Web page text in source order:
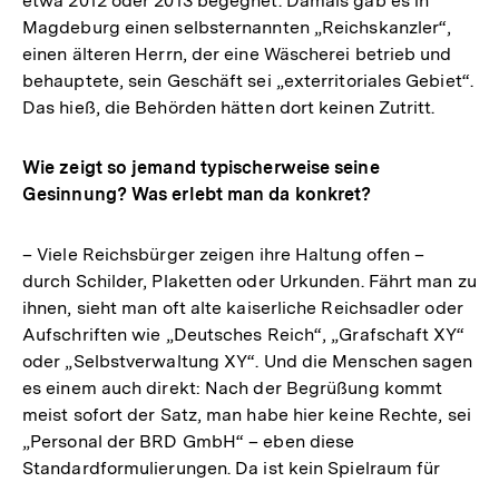
Magdeburg einen selbsternannten „Reichskanzler“,
einen älteren Herrn, der eine Wäscherei betrieb und
behauptete, sein Geschäft sei „exterritoriales Gebiet“.
Das hieß, die Behörden hätten dort keinen Zutritt.
Wie zeigt so jemand typischerweise seine
Gesinnung? Was erlebt man da konkret?
– Viele Reichsbürger zeigen ihre Haltung offen –
durch Schilder, Plaketten oder Urkunden. Fährt man zu
ihnen, sieht man oft alte kaiserliche Reichsadler oder
Aufschriften wie „Deutsches Reich“, „Grafschaft XY“
oder „Selbstverwaltung XY“. Und die Menschen sagen
es einem auch direkt: Nach der Begrüßung kommt
meist sofort der Satz, man habe hier keine Rechte, sei
„Personal der BRD GmbH“ – eben diese
Standardformulierungen. Da ist kein Spielraum für